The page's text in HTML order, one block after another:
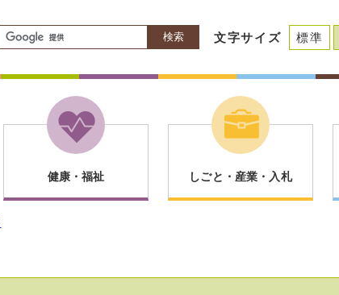
検索 文字サイズ 標準
健康・福祉 しごと・産業・入札